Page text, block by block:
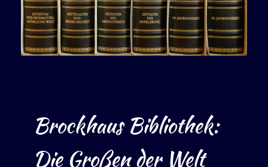
Brockhaus Bibliothek:
Die Großen der Welt